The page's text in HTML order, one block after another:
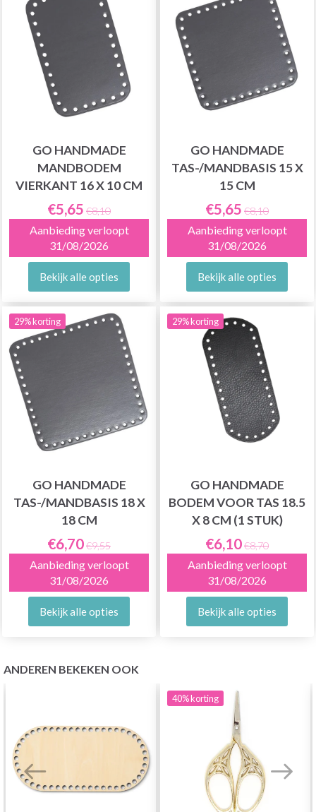
GO HANDMADE
MANDBODEM
VIERKANT 16 X 10 CM
€5,65 €8,10
Aanbieding verloopt
31/08/2026
Bekijk alle opties
GO HANDMADE
TAS-/MANDBASIS 15 X
15 CM
€5,65 €8,10
Aanbieding verloopt
31/08/2026
Bekijk alle opties
29% korting
GO HANDMADE
TAS-/MANDBASIS 18 X
18 CM
€6,70€9,55
Aanbieding verloopt
31/08/2026
Bekijk alle opties
29% korting
GO HANDMADE
BODEM VOOR TAS 18.5
X 8 CM (1 STUK)
€6,10€8,70
Aanbieding verloopt
31/08/2026
Bekijk alle opties
ANDEREN BEKEKEN OOK
40%korting